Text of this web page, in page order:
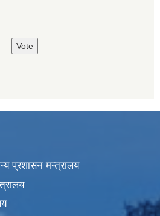
प्रशासन मन्त्रालय